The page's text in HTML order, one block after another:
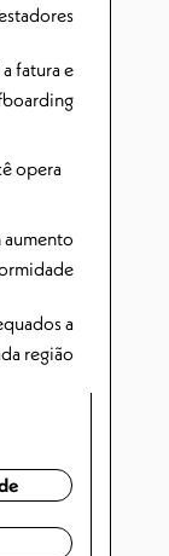
fatura e
opera
aumento
a
região